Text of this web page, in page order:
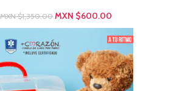
MXN $1,350.00 MXN $600.00